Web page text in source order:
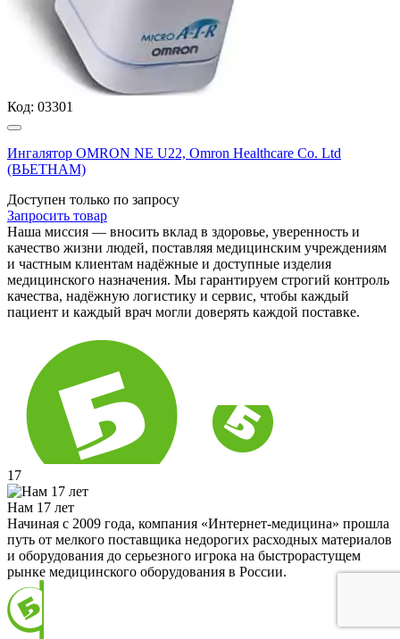
Код: 03301
Ингалятор OMRON NE U22, Omron Healthcare Co. Ltd
(ВЬЕТНАМ)
Доступен только по запросу
Запросить товар
Наша миссия — вносить вклад в здоровье, уверенность и
качество жизни людей, поставляя медицинским учреждениям
и частным клиентам надёжные и доступные изделия
медицинского назначения. Мы гарантируем строгий контроль
качества, надёжную логистику и сервис, чтобы каждый
пациент и каждый врач могли доверять каждой поставке.
17
Нам 17 лет
Начиная с 2009 года, компания «Интернет-медицина» прошла
путь от мелкого поставщика недорогих расходных материалов
и оборудования до серьезного игрока на быстрорастущем
рынке медицинского оборудования в России.